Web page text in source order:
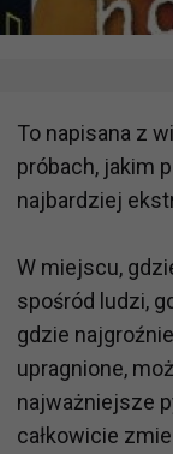
To napisana z
próbach, jakim
najbardziej
W miejscu,
spośród ludzi,
gdzie
upragnione,
najważniejsze
całkowicie